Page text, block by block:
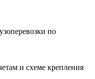
по
и схеме крепления